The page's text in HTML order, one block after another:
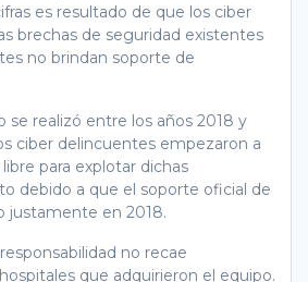
es resultado de que los ciber
brechas de seguridad existentes
no brindan soporte de
se realizó entre los años 2018 y
ciber delincuentes empezaron a
para explotar dichas
debido a que el soporte oficial de
justamente en 2018.
no recae
que adquirieron el equipo.